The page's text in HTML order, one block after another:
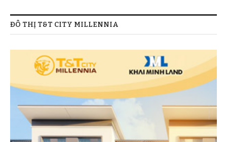
ĐÔ THỊ T&T CITY MILLENNIA